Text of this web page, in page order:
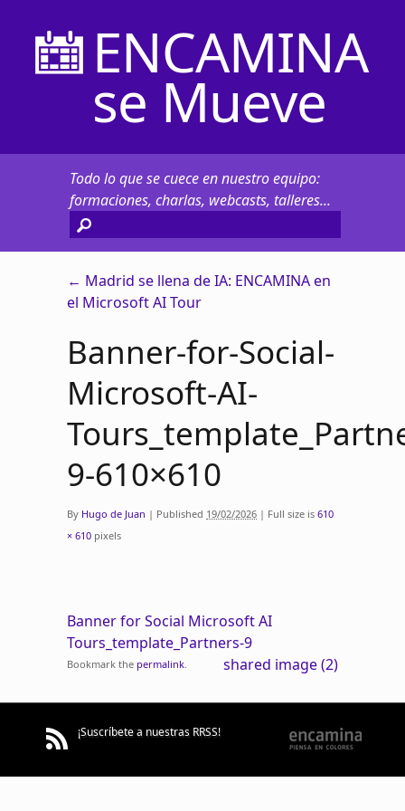
ENCAMINA
se Mueve
Todo lo que se cuece en nuestro equipo:
formaciones, charlas, webcasts, talleres...
← Madrid se llena de IA: ENCAMINA en
el Microsoft AI Tour
Banner-for-Social-
Microsoft-AI-
9-610×610
By Hugo de Juan | Published 19/02/2026 | Full size is 610
× 610 pixels
Banner for Social Microsoft AI
Tours_template_Partners-9
shared image (2)
Bookmark the permalink
¡Suscríbete a nuestras RRSS!